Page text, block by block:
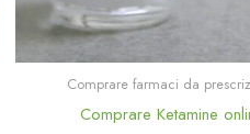
Comprare farmaci da
Comprare Ketamine